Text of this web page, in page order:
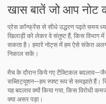
खास बातें जो आप
प्रेस कॉन्फ्रेंस से सीधे उद्धरण पढ़ते समय
खिलाड़ी को लेकर वे संतुष्ट हैं, किस विभाग
सकता है। हमारे नोट्स में हम ऐसे संकेत अलग
निकाल सकें।
मैच के दौरान किये गए टैक्टिकल
सब्सिट्यूशन—हम स्पष्ट रूप से समझाते हैं।
यह बदलाव क्यों किया गया, किस विरोधी
क्या असर पड़ा।